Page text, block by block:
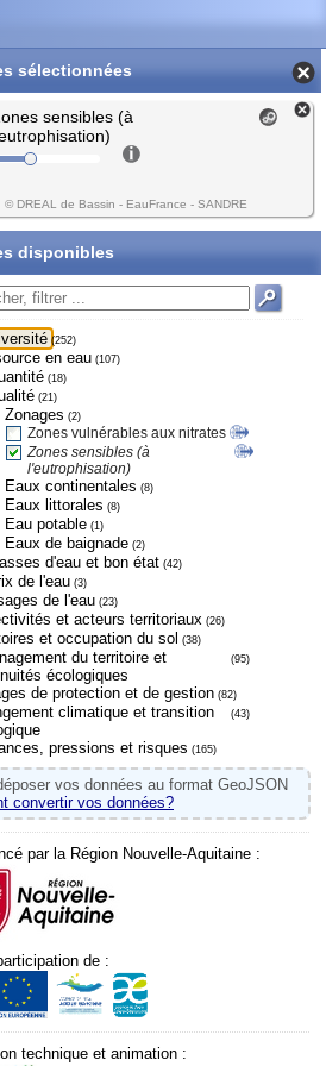
sélectionnées
sensibles (à
© DREAL de Bassin - EauFrance - SANDRE
disponibles
(252)
en eau (107)
(18)
(21)
Zonages (2)
Zones vulnérables aux nitrates
Zones sensibles (à
l'eutrophisation)
Eaux continentales (8)
Eaux littorales (8)
Eau potable (1)
Eaux de baignade (2)
d'eau et bon état (42)
de l'eau (3)
de l'eau (23)
et acteurs territoriaux (26)
et occupation du sol (38)
du territoire et
écologiques
(95)
de protection et de gestion (82)
climatique et transition
(43)
pressions et risques (165)
vos données au format GeoJSON
convertir vos données?
par la Région Nouvelle-Aquitaine :
de :
technique et animation :